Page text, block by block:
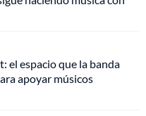
el espacio que la banda
apoyar músicos